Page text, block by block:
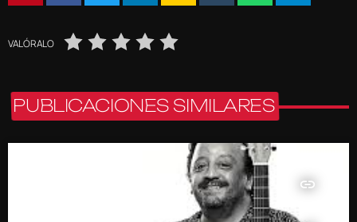
VALÓRALO
PUBLICACIONES SIMILARES
insert_link